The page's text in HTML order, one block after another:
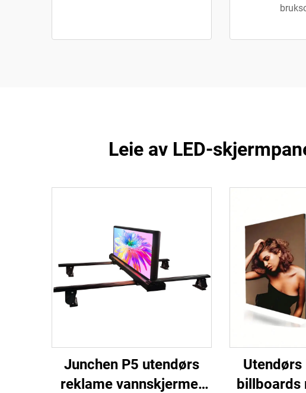
Leie av LED-
Junchen P5 utendørs
reklame vannskjermet
Utendørs
billboards